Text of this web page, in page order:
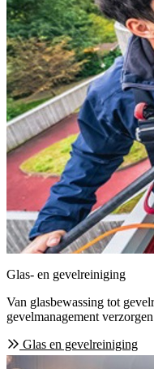
Glas- en gevelreiniging
Van glasbewassing tot
gevelmanagement
Glas en gevelreiniging